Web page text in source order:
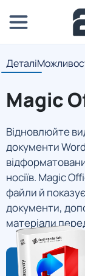
Деталі
Magic
Відновлюйте
документи
носіїв. Magic
файли й
документи,
матеріали